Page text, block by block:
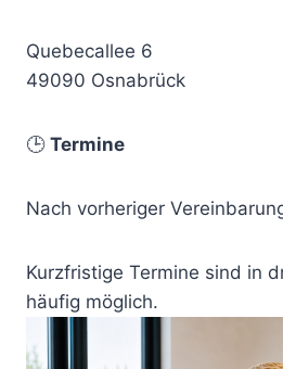
Quebecallee 6
49090 Osnabrück
🕒 Termine
Nach vorheriger
Kurzfristige Termine sind in
häufig möglich.